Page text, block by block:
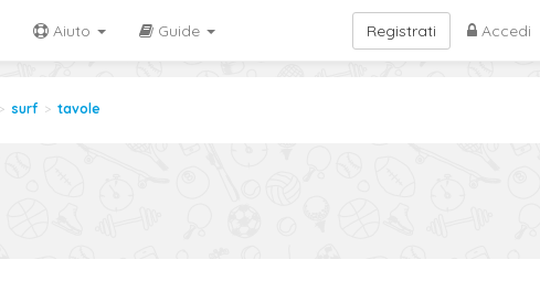
Aiuto Guide Accedi
Registrati
surf tavole